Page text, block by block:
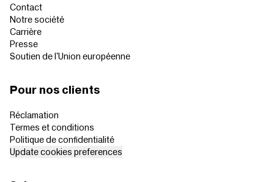
Contact
Notre société
Carrière
Presse
Soutien de l'Union européenne
Pour nos clients
Réclamation
Termes et conditions
Politique de confidentialité
Update cookies preferences